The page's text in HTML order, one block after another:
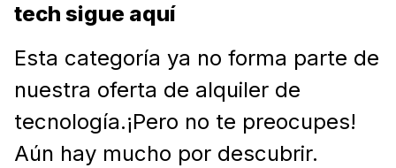
tech sigue aquí
Esta categoría ya no forma parte de
nuestra oferta de alquiler de
tecnología.¡Pero no te preocupes!
Aún hay mucho por descubrir.